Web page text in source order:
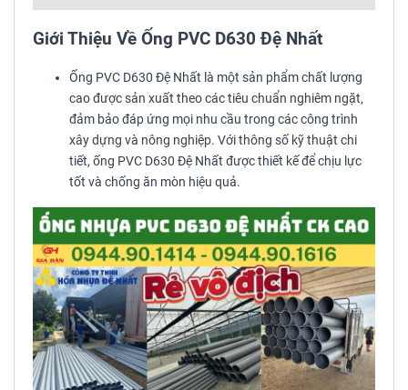
Giới Thiệu Về Ống PVC D630 Đệ Nhất
Ống PVC D630 Đệ Nhất là một sản phẩm chất lượng
cao được sản xuất theo các tiêu chuẩn nghiêm ngặt,
đảm bảo đáp ứng mọi nhu cầu trong các công trình
xây dựng và nông nghiệp. Với thông số kỹ thuật chi
tiết, ống PVC D630 Đệ Nhất được thiết kế để chịu lực
tốt và chống ăn mòn hiệu quả.